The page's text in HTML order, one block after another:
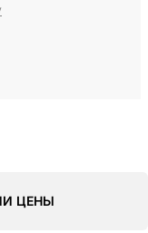
ЦЕНЫ